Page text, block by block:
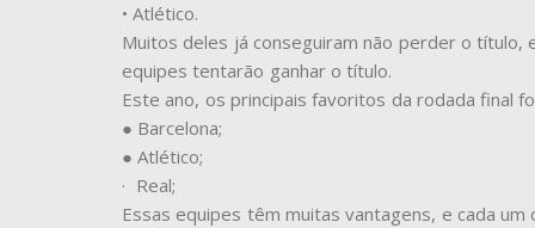
• Atlético.
Muitos deles já conseguiram não perder o título,
equipes tentarão ganhar o título.
Este ano, os principais favoritos da rodada final
● Barcelona;
● Atlético;
· ​​ Real;
Essas equipes têm muitas vantagens, e cada um